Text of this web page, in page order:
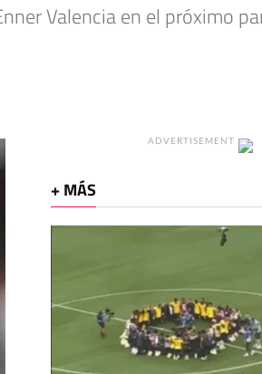
Valencia en el próximo
ADVERTISEMENT
+ MÁS